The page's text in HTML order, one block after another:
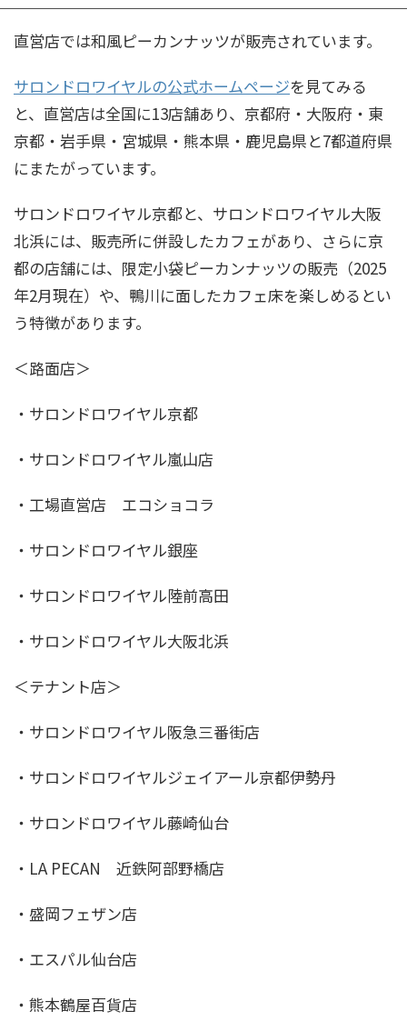
直営店では和風ピーカンナッツが販売されています。
サロンドロワイヤルの公式ホームページを見てみる
と、直営店は全国に13店舗あり、京都府・大阪府・東
京都・岩手県・宮城県・熊本県・鹿児島県と7都道府県
にまたがっています。
サロンドロワイヤル京都と、サロンドロワイヤル大阪
北浜には、販売所に併設したカフェがあり、さらに京
都の店舗には、限定小袋ピーカンナッツの販売（2025
年2月現在）や、鴨川に面したカフェ床を楽しめるとい
う特徴があります。
＜路面店＞
・サロンドロワイヤル京都
・サロンドロワイヤル嵐山店
・工場直営店 エコショコラ
・サロンドロワイヤル銀座
・サロンドロワイヤル陸前高田
・サロンドロワイヤル大阪北浜
＜テナント店＞
・サロンドロワイヤル阪急三番街店
・サロンドロワイヤルジェイアール京都伊勢丹
・サロンドロワイヤル藤崎仙台
・LA PECAN 近鉄阿部野橋店
・盛岡フェザン店
・エスパル仙台店
・熊本鶴屋百貨店